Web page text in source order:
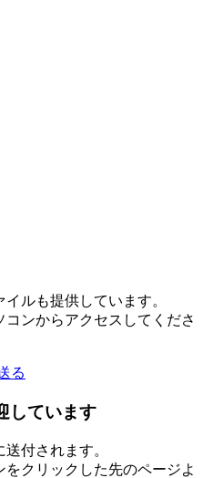
ルも提供しています。
ンからアクセスしてくださ
る
しています
付されます。
クリックした先のページよ